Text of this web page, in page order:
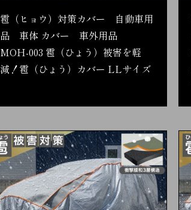
雹（ヒョウ）対策カバー 自動車用
品 車体 カバー 車外用品
MOH-003 雹（ひょう）被害を軽
減！雹（ひょう）カバー LLサイズ